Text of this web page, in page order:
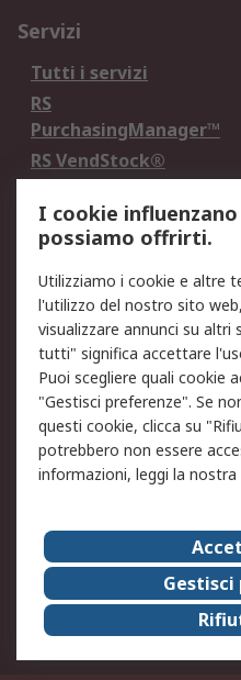
Servizi
Tutti i servizi
RS
PurchasingManager™
RS VendStock®
Legale
Informativa Cookie
Email Security
Condizioni di vendita
Etica e responsabilità
Chi Siamo
Chi Siamo
Supporto
Carriere
Press Centre
I cookie
possiamo offrirti.
Utilizziamo i cookie e altre
l'utilizzo del nostro sito
visualizzare annunci su altri
tutti" significa accettare
Puoi scegliere quali cookie
"Gestisci preferenze". Se
questi cookie, clicca su
potrebbero non essere
informazioni, leggi la nostra